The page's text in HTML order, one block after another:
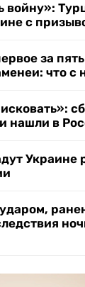
войну»:
с
за
что с
нашли в
Украине